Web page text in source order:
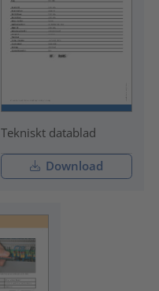
Tekniskt datablad
Download